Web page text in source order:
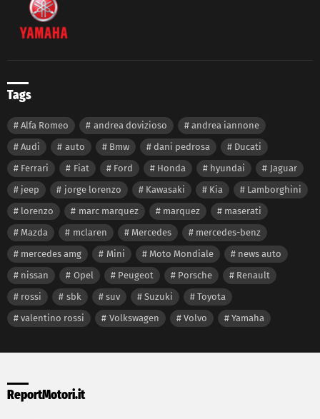
Tags
Alfa Romeo andrea dovizioso
andrea iannone
Audi
auto Bmw dani pedrosa
Ducati
Ferrari
Fiat Ford Honda hyundai
Jaguar
jeep
jorge lorenzo Kawasaki Kia
Lamborghini
lorenzo
marc marquez marquez
maserati
Mazda
mclaren Mercedes
mercedes-benz
mercedes amg
Mini Moto Mondiale
news auto
nissan
Opel Peugeot Porsche
Renault
rossi
sbk suv Suzuki
Toyota
valentino rossi
Volkswagen Volvo Yamaha
ReportMotori.it